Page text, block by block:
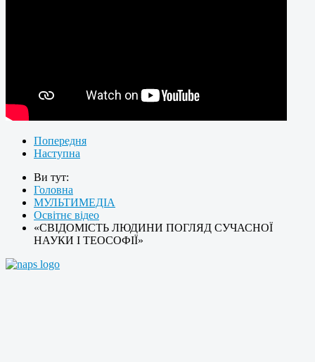
Попередня
Наступна
Ви тут:
Головна
МУЛЬТИМЕДІА
Освітнє відео
«СВІДОМІСТЬ ЛЮДИНИ ПОГЛЯД СУЧАСНОЇ
НАУКИ І ТЕОСОФІЇ»